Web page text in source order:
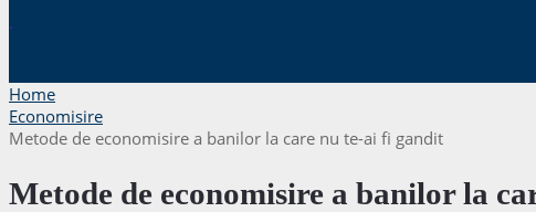
.
Home
Economisire
Metode de economisire a banilor la care nu te-ai fi gandit
Metode de economisire a banilor la